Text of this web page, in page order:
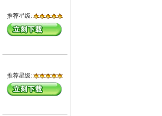
推荐星级:
推荐星级: